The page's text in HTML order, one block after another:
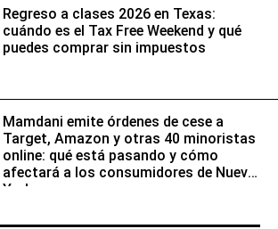
Regreso a clases 2026 en Texas:
cuándo es el Tax Free Weekend y qué
puedes comprar sin impuestos
Mamdani emite órdenes de cese a
Target, Amazon y otras 40 minoristas
online: qué está pasando y cómo
afectará a los consumidores de Nueva
York